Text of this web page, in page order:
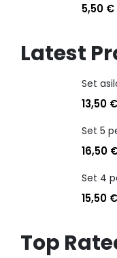
5,50 €
Latest
13,50 €
16,50
15,50 €
Top